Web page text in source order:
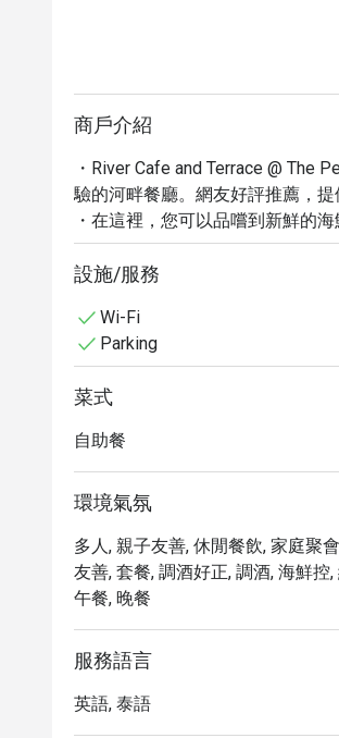
商戶介紹
・River Cafe and Terrace @ The
驗的河畔餐廳。網友好評推薦，
・在這裡，您可以品嚐到新鮮的
自助餐和精緻的燒烤料理聞名，
・立即透過 Eatigo 預訂 River
設施/服務
Wi-Fi
Parking
菜式
自助餐
環境氣氛
多人, 親子友善, 休閒餐飲, 家庭聚
友善, 套餐, 調酒好正, 調酒, 海鮮
午餐, 晚餐
服務語言
英語, 泰語